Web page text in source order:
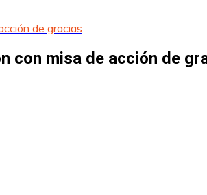
de gracias
con misa de acción de